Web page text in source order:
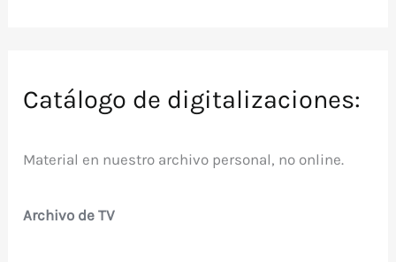
Catálogo de digitalizaciones:
Material en nuestro archivo personal, no online.
Archivo de TV